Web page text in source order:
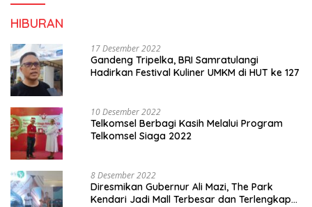
HIBURAN
17 Desember 2022
Gandeng Tripelka, BRI Samratulangi
Hadirkan Festival Kuliner UMKM di HUT ke 127
10 Desember 2022
Telkomsel Berbagi Kasih Melalui Program
Telkomsel Siaga 2022
8 Desember 2022
Diresmikan Gubernur Ali Mazi, The Park
Kendari Jadi Mall Terbesar dan Terlengkap